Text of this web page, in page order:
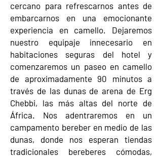
cercano para refrescarnos antes de
embarcarnos en una emocionante
experiencia en camello. Dejaremos
nuestro equipaje innecesario en
habitaciones seguras del hotel y
comenzaremos un paseo en camello
de aproximadamente 90 minutos a
través de las dunas de arena de Erg
Chebbi, las más altas del norte de
África. Nos adentraremos en un
campamento bereber en medio de las
dunas, donde nos esperan tiendas
tradicionales bereberes cómodas,